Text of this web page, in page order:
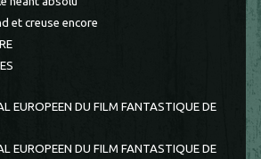
et creuse encore
EUROPEEN DU FILM FANTASTIQUE DE
EUROPEEN DU FILM FANTASTIQUE DE